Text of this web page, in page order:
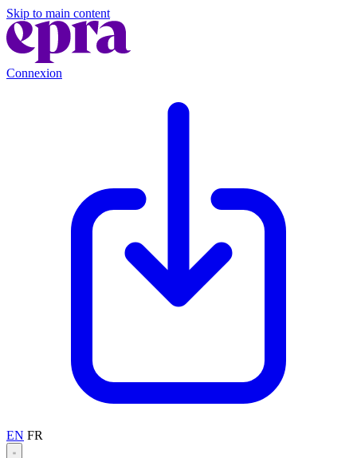
Skip to main content
Connexion
EN FR